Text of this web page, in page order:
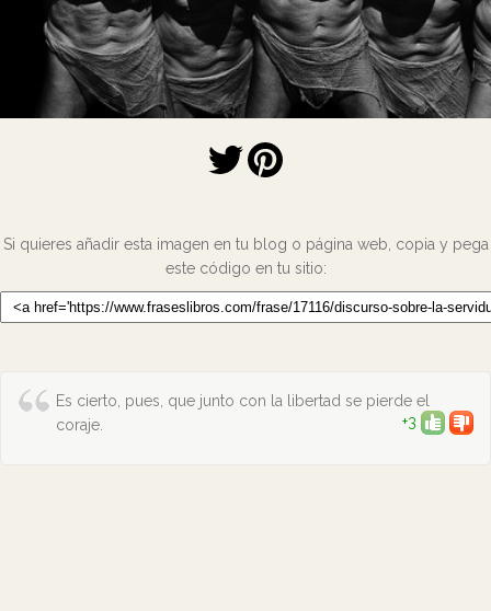
Si quieres añadir esta imagen en tu blog o página web, copia y pega
este código en tu sitio:
Es cierto, pues, que junto con la libertad se pierde el
coraje.
+3